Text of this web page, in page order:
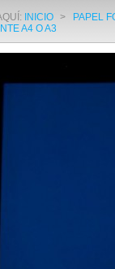
INICIO >
PAPEL
A4 O A3